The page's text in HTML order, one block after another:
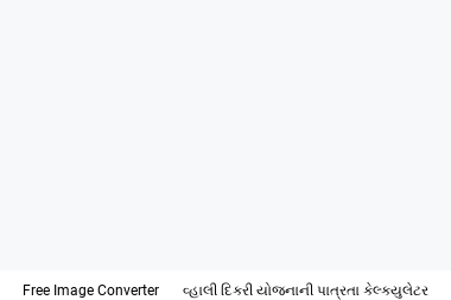
Free Image Converter વ્હાલી દિકરી યોજનાની પાત્રતા કેલ્ક્યુલેટર